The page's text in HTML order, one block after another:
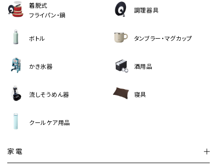
着脱式
フライパン・鍋
調理器具
ボトル タンブラー・マグカップ
かき氷器 酒用品
流しそうめん器 寝具
クールケア用品
家電